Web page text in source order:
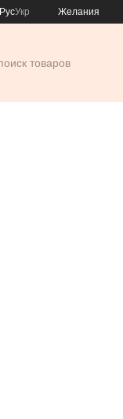
РусУкр Желания